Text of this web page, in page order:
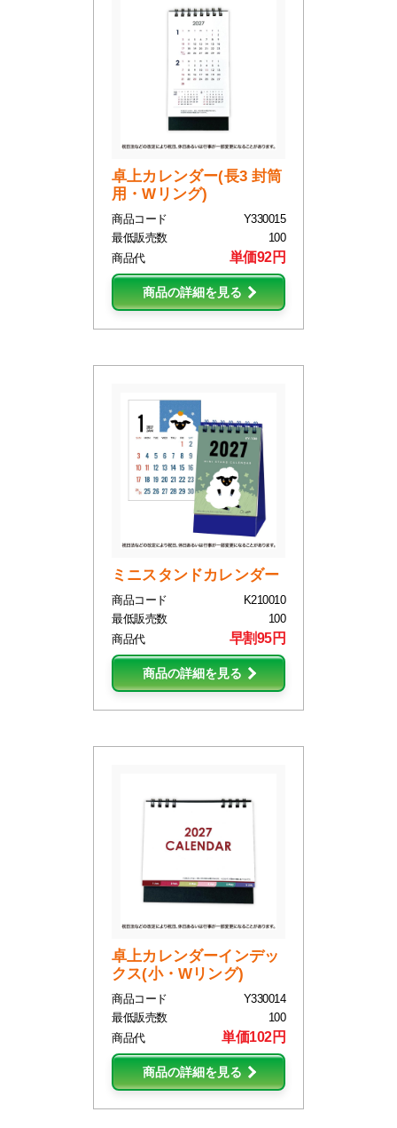
卓上カレンダー(長3 封筒
用・Wリング)
商品コード
Y330015
最低販売数
100
商品代
単価92円
商品の詳細を見る
ミニスタンドカレンダー
商品コード
K210010
最低販売数
100
商品代
早割95円
商品の詳細を見る
卓上カレンダーインデッ
クス(小・Wリング)
商品コード
Y330014
最低販売数
100
商品代
単価102円
商品の詳細を見る